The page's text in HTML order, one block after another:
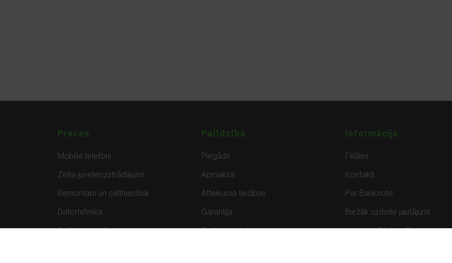
Preces
Mobilie telefoni
Zelta juvelierizstrādājumi
Remontam un celtniecībai
Datortehnika
Spēles un spēļu konsoles
Palīdzība
Piegāde
Apmaksa
Atteikuma tiesības
Garantija
Preču uzpirkšana
Informācija
Filiāles
Kontakti
Par Banknote
Biežāk uzdotie jautājumi
Lietots – Pārbaudīts